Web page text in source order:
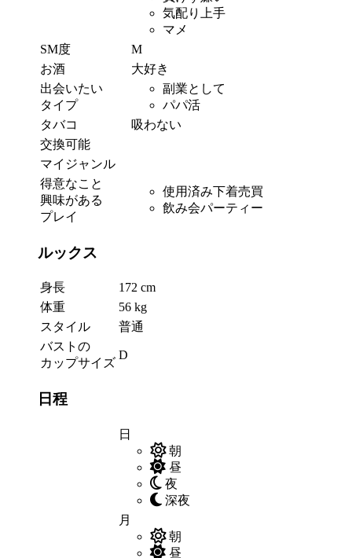
気配り上手
マメ
SM度
M
お酒
大好き
出会いたい
タイプ
副業として
パパ活
タバコ
吸わない
交換可能
マイジャンル
得意なこと
興味がある
プレイ
使用済み下着売買
飲み会パーティー
ルックス
身長
172 cm
体重
56 kg
スタイル
普通
バストの
カップサイズ
D
日程
日
朝
昼
夜
深夜
月
朝
昼